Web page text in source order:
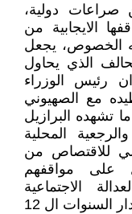
صراعات دولية،
الايجابية من
الخصوص، يجعل
الذي يحاول
رئيس الوزراء
مع الصهيوني
تشهده البرازيل
المحلية
للاقتصاص من
على مواقفهم
الاجتماعية
والانجازات الكبيرة التي حققتها على مدار السنوات ال 12